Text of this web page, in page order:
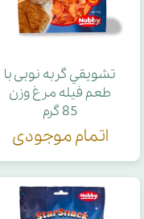
تشويقي گربه نوبی با
طعم فیله مرغ وزن
85 گرم
اتمام موجودی